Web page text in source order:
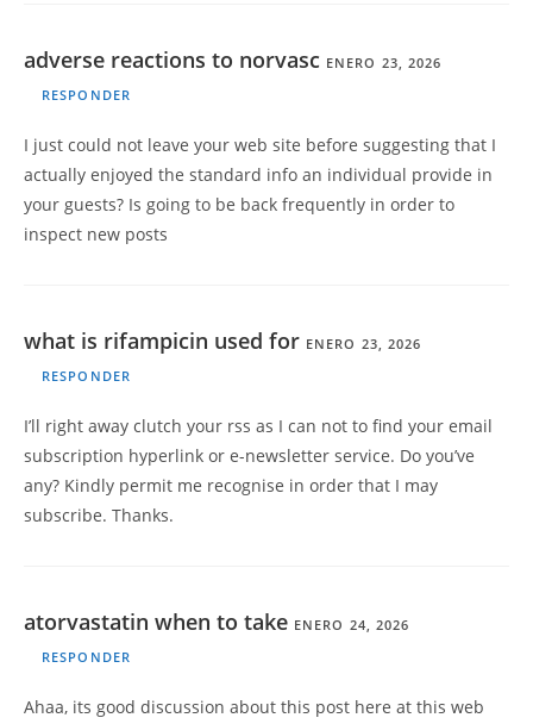
adverse reactions to norvasc ENERO 23, 2026
RESPONDER
I just could not leave your web site before suggesting that I
actually enjoyed the standard info an individual provide in
your guests? Is going to be back frequently in order to
inspect new posts
what is rifampicin used for ENERO 23, 2026
RESPONDER
I’ll right away clutch your rss as I can not to find your email
subscription hyperlink or e-newsletter service. Do you’ve
any? Kindly permit me recognise in order that I may
subscribe. Thanks.
atorvastatin when to take ENERO 24, 2026
RESPONDER
Ahaa, its good discussion about this post here at this web